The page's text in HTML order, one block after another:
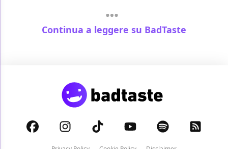
Continua a leggere su BadTaste